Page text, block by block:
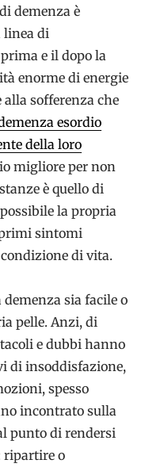
demenza è
linea di
e il dopo la
enorme di energie
alla sofferenza che
esordio
della loro
migliore per non
è quello di
la propria
sintomi
di vita.
demenza sia facile o
pelle. Anzi, di
e dubbi hanno
di insoddisfazione,
spesso
incontrato sulla
punto di rendersi
ripartire o